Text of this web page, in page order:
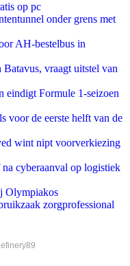
op pc
onder grens met
AH-bestelbus in
vraagt uitstel van
eindigt Formule 1-seizoen
voor de eerste helft van de
wint nipt voorverkiezing
cyberaanval op logistiek
Olympiakos
zorgprofessional